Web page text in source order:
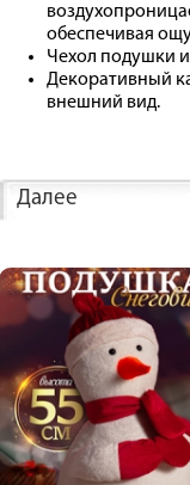
обеспечивая
Чехол подушки
Декоративный
внешний вид.
Далее